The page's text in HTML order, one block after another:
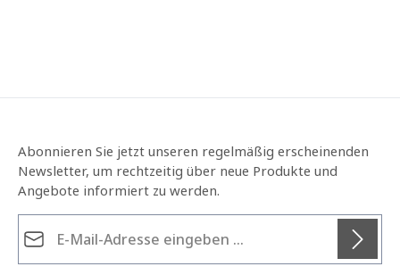
Abonnieren Sie jetzt unseren regelmäßig erscheinenden
Newsletter, um rechtzeitig über neue Produkte und
Angebote informiert zu werden.